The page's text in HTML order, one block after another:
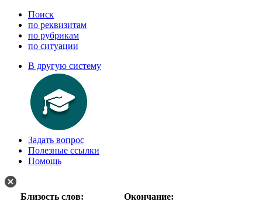
Поиск
по реквизитам
по рубрикам
по ситуации
В другую систему
Задать вопрос
Полезные ссылки
Помощь
Близость слов:
Окончание: